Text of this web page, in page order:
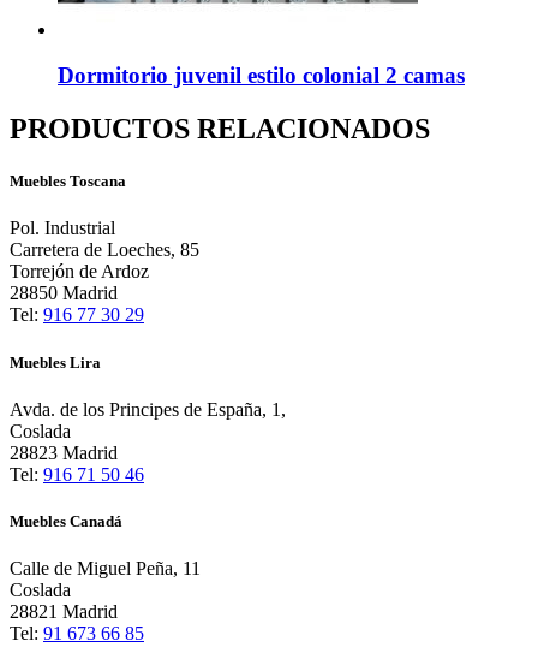
Dormitorio juvenil estilo colonial 2 camas
PRODUCTOS RELACIONADOS
Muebles Toscana
Pol. Industrial
Carretera de Loeches, 85
Torrejón de Ardoz
28850 Madrid
Tel: 916 77 30 29
Muebles Lira
Avda. de los Principes de España, 1,
Coslada
28823 Madrid
Tel: 916 71 50 46
Muebles Canadá
Calle de Miguel Peña, 11
Coslada
28821 Madrid
Tel: 91 673 66 85